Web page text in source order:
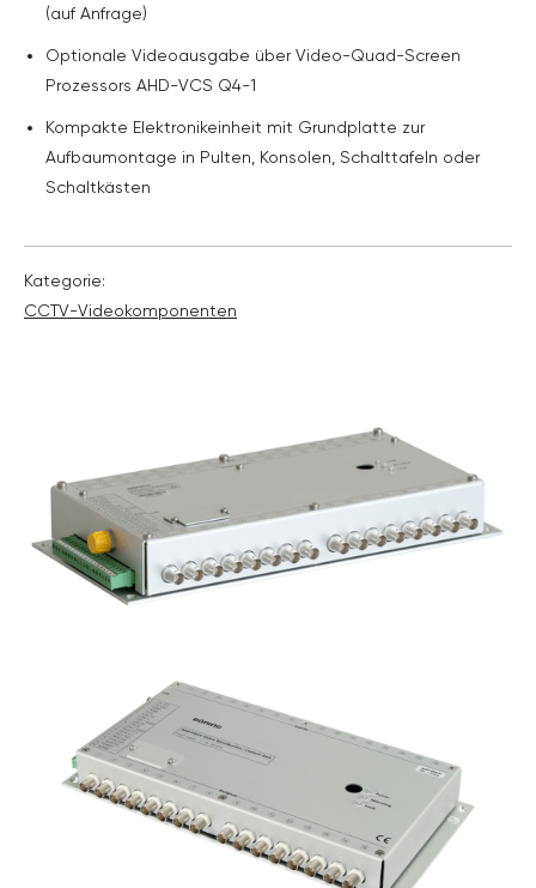
(auf Anfrage)
Optionale Videoausgabe über Video-Quad-Screen
Prozessors AHD-VCS Q4-1
Kompakte Elektronikeinheit mit Grundplatte zur
Aufbaumontage in Pulten, Konsolen, Schalttafeln oder
Schaltkästen
Kategorie:
CCTV-Video­komponenten